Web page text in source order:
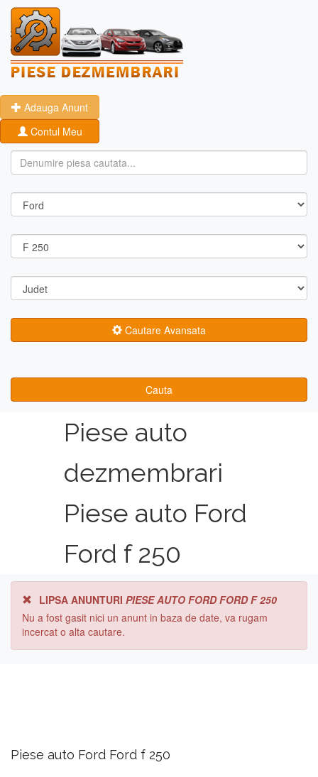
Adauga Anunt
Contul Meu
Cautare Avansata
Cauta
Piese auto
dezmembrari
Piese auto Ford
Ford f 250
LIPSA ANUNTURI PIESE AUTO FORD FORD F 250
Nu a fost gasit nici un anunt in baza de date, va rugam
incercat o alta cautare.
Piese auto Ford Ford f 250